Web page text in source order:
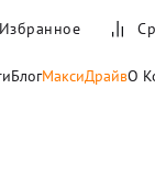
БлогМаксиДрайвО
Избранное